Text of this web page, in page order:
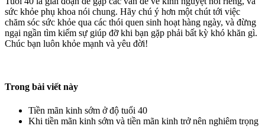
sức khỏe phụ khoa nói chung. Hãy chú ý hơn một chút tới việc
chăm sóc sức khỏe qua các thói quen sinh hoạt hàng ngày, và đừng
ngại ngần tìm kiếm sự giúp đỡ khi bạn gặp phải bất kỳ khó khăn gì.
Chúc bạn luôn khỏe mạnh và yêu đời!
Trong bài viết này
Tiền mãn kinh sớm ở độ tuổi 40
Khi tiền mãn kinh sớm và tiền mãn kinh trở nên nghiêm trọng